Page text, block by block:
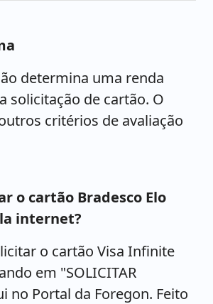
determina uma renda
solicitação de cartão. O
critérios de avaliação
o cartão Bradesco Elo
internet?
o cartão Visa Infinite
em "SOLICITAR
no Portal da Foregon. Feito